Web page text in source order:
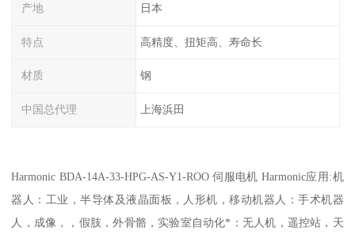
产地 日本
特点 高精度、扭矩高、寿命长
材质 钢
中国总代理 上海浜田
Harmonic BDA-14A-33-HPG-AS-Y1-ROO 伺服电机 Harmonic应用:机
器人：工业，半导体及液晶面板，人形机，移动机器人：手术机器
人，成像，，假肢，外骨骼，实验室自动化*：无人机，遥控站，天